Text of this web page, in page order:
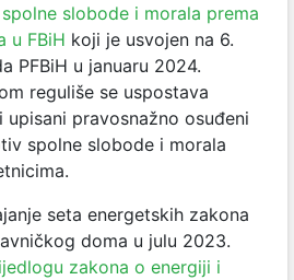
slobode i morala prema
u FBiH koji je usvojen na 6.
PFBiH u januaru 2024.
reguliše se uspostava
pravosnažno osuđeni
spolne slobode i morala
seta energetskih zakona
doma u julu 2023.
zakona o energiji i